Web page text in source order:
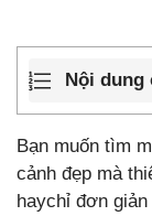
Nội dung
Bạn muốn tìm
cảnh đẹp mà
haychỉ đơn